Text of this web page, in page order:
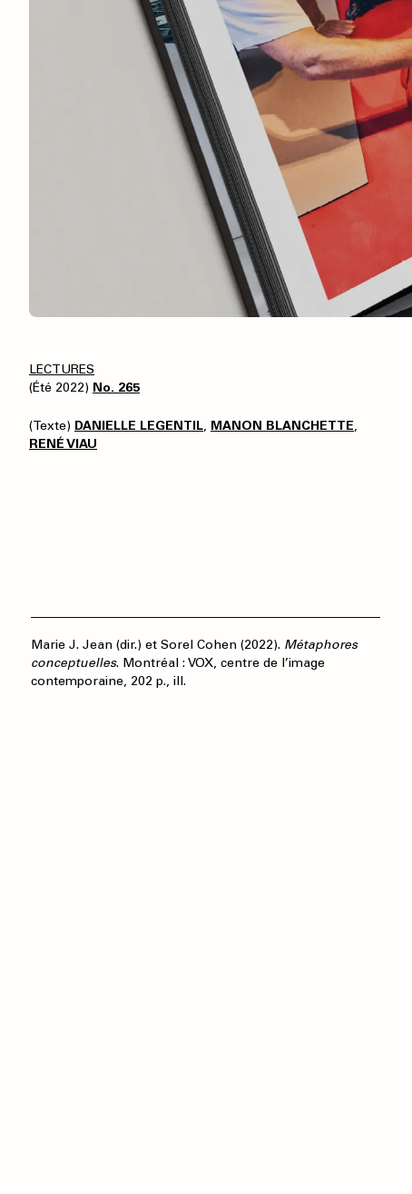
LECTURES
(Été 2022) No. 265
(Texte) DANIELLE LEGENTIL, MANON BLANCHETTE,
RENÉ VIAU
Marie J. Jean (dir.) et Sorel Cohen (2022). Métaphores
conceptuelles. Montréal : VOX, centre de l’image
contemporaine, 202 p., ill.